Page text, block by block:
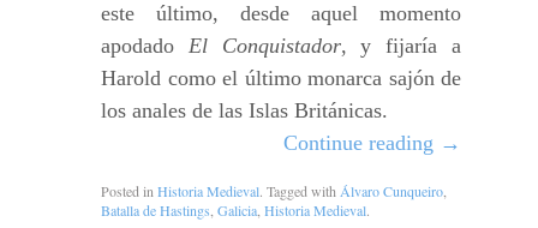
este último, desde aquel momento
apodado El Conquistador, y fijaría a
Harold como el último monarca sajón de
los anales de las Islas Británicas.
Continue reading →
Posted in Historia Medieval. Tagged with Álvaro Cunqueiro
Batalla de Hastings Galicia Historia Medieval.